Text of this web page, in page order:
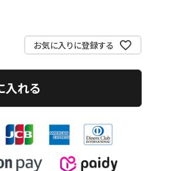
お気に入りに登録する
入れる